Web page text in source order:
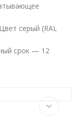
серый (RAL
срок — 12